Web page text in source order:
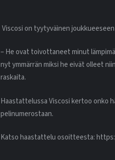
Viscosi on tyytyväinen joukkueeseen
– He ovat toivottaneet minut
nyt ymmärrän miksi he eivät olleet
raskaita.
Haastattelussa Viscosi kertoo onko
pelinumerostaan.
Katso haastattelu osoitteesta: